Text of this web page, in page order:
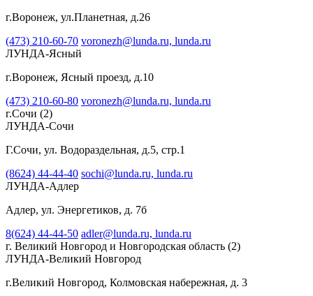
г.Воронеж, ул.Планетная, д.26
(473) 210-60-70 voronezh@lunda.ru, lunda.ru
ЛУНДА-Ясный
г.Воронеж, Ясный проезд, д.10
(473) 210-60-80 voronezh@lunda.ru, lunda.ru
г.Сочи (2)
ЛУНДА-Сочи
Г.Сочи, ул. Водораздельная, д.5, стр.1
(8624) 44-44-40 sochi@lunda.ru, lunda.ru
ЛУНДА-Адлер
Адлер, ул. Энергетиков, д. 7б
8(624) 44-44-50 adler@lunda.ru, lunda.ru
г. Великий Новгород и Новгородская область (2)
ЛУНДА-Великий Новгород
г.Великий Новгород, Колмовская набережная, д. 3